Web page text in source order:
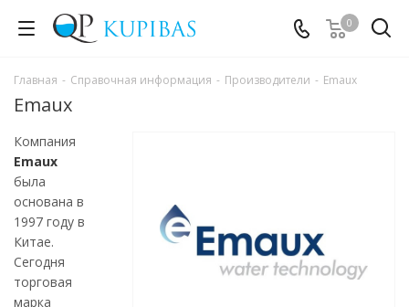
0
Главная - Справочная информация - Производители - Emaux
Emaux
Компания
Emaux
была
основана в
1997 году в
Китае.
Сегодня
торговая
марка